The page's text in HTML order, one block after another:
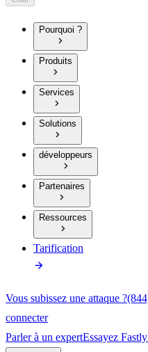
Pourquoi ?
Produits
Services
Solutions
développeurs
Partenaires
Ressources
Tarification
Vous subissez une attaque ?
connecter
Parler à un expertEssayez